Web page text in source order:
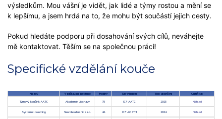
výsledkům. Mou vášní je vidět, jak lidé a týmy rostou a mění se
k lepšímu, a jsem hrdá na to, že mohu být součástí jejich cesty.
Pokud hledáte podporu při dosahování svých cílů, neváhejte
mě kontaktovat. Těším se na společnou práci!
Specifické vzdělání kouče
Název Vzdělávací instituce Hodiny Typ tréninku Rok ukončení
Certifikát
Týmový koučink AATC
Akademie Libchavy 78 ICF AATC 2025 Náhled
Systemic coaching Neuroleadership s.r.o. 44 ICF ACSTH 2024 Náhled